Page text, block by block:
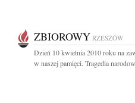
ZBIOROWY RZESZÓW
Dzień 10 kwietnia 2010 roku na
w naszej pamięci. Tragedia